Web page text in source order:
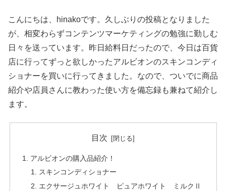
こんにちは、hinakoです。久しぶりの投稿となりました
が、相変わらずコンテンツマーケティングの勉強に勤しむ
日々を送っています。昨日給料日だったので、今日は百貨
店に行ってずっと欲しかったアルビオンのスキンコンディ
ショナーを買いに行ってきました。なので、ついでに商品
紹介や店員さんに教わった使い方を備忘録も兼ねて紹介し
ます。
目次
アルビオンの購入品紹介！
スキンコンディショナー
エクサージュホワイト ピュアホワイト ミルクⅡ